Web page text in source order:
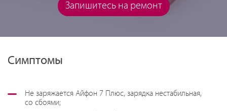
Запишитесь на ремонт
Симптомы
Не заряжается Айфон 7 Плюс, зарядка нестабильная,
со сбоями;